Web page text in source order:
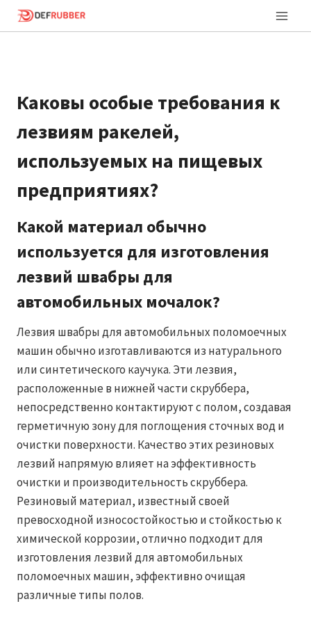
Перейти
Каковы особые требования к
лезвиям ракелей,
используемых на пищевых
предприятиях?
Какой материал обычно
используется для изготовления
лезвий швабры для
автомобильных мочалок?
Лезвия швабры для автомобильных поломоечных
машин обычно изготавливаются из натурального
или синтетического каучука. Эти лезвия,
расположенные в нижней части скруббера,
непосредственно контактируют с полом, создавая
герметичную зону для поглощения сточных вод и
очистки поверхности. Качество этих резиновых
лезвий напрямую влияет на эффективность
очистки и производительность скруббера.
Резиновый материал, известный своей
превосходной износостойкостью и стойкостью к
химической коррозии, отлично подходит для
изготовления лезвий для автомобильных
поломоечных машин, эффективно очищая
различные типы полов.